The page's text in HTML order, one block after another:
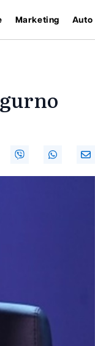
Marketing Auto